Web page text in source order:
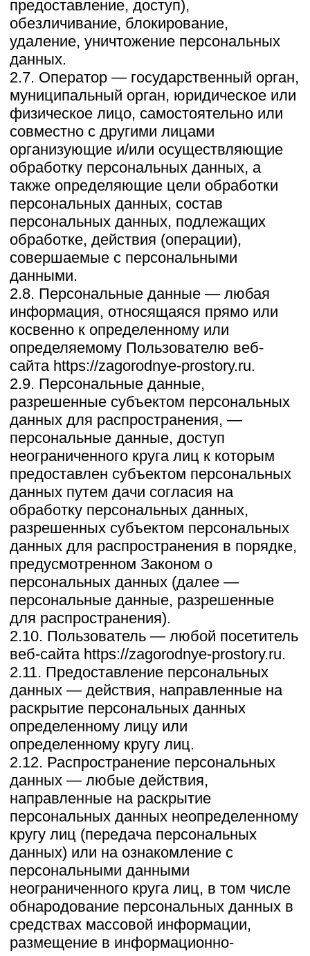
для распространения).
2.10. Пользователь — любой посетитель
веб-сайта https://zagorodnye-prostory.ru.
2.11. Предоставление персональных
данных — действия, направленные на
раскрытие персональных данных
определенному лицу или
определенному кругу лиц.
2.12. Распространение персональных
данных — любые действия,
направленные на раскрытие
персональных данных неопределенному
кругу лиц (передача персональных
данных) или на ознакомление с
персональными данными
неограниченного круга лиц, в том числе
обнародование персональных данных в
средствах массовой информации,
размещение в информационно-
телекоммуникационных сетях или
предоставление доступа к
персональным данным каким-либо иным
способом.
2.13. Трансграничная передача
персональных данных — передача
персональных данных на территорию
иностранного государства органу власти
иностранного государства,
иностранному физическому или
иностранному юридическому лицу.
2.14. Уничтожение персональных
данных — любые действия, в
результате которых персональные
данные уничтожаются безвозвратно с
невозможностью дальнейшего
восстановления содержания
персональных данных в
информационной системе персональных
данных и/или уничтожаются
материальные носители персональных
данных.
3. Основные права и обязанности
Оператора
3.1. Оператор имеет право:
— получать от субъекта персональных
данных достоверные информацию и/или
документы, содержащие персональные
данные;
— в случае отзыва субъектом
персональных данных согласия на
обработку персональных данных, а
также, направления обращения с
требованием о прекращении обработки
персональных данных, Оператор вправе
продолжить обработку персональных
данных без согласия субъекта
персональных данных при наличии
оснований, указанных в Законе о
персональных данных;
— самостоятельно определять состав и
перечень мер, необходимых и
достаточных для обеспечения
выполнения обязанностей,
предусмотренных Законом о
персональных данных и принятыми в
соответствии с ним нормативными
правовыми актами, если иное не
предусмотрено Законом о персональных
данных или другими федеральными
законами.
3.2. Оператор обязан:
— предоставлять субъекту
персональных данных по его просьбе
информацию, касающуюся обработки